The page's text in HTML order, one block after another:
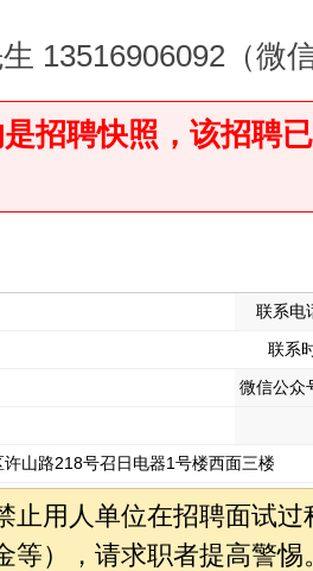
13516906092（微
招聘快照，该招聘
联系电
联系
微信公众
山路218号召日电器1号楼西面三楼
止用人单位在招聘面试
等），请求职者提高警惕